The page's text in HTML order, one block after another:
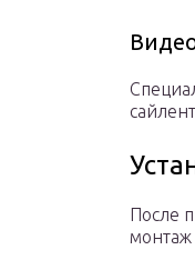
После
монтаж